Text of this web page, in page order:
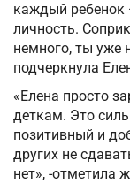
каждый ребенок
личность.
немного, ты уже
подчеркнула
«Елена просто
деткам. Это
позитивный и
других не
нет», -отметила